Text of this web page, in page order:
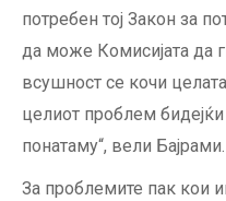
потребен тој Закон за
да може Комисијата да
всушност се кочи
целиот проблем
понатаму“, вели Бајрами.
За проблемите пак кои